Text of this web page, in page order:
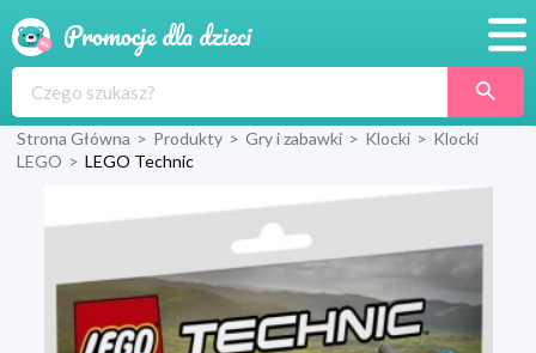
Produkty
Sklepy
Blog
Wyprawka
Strona Główna > Produkty > Gry i zabawki > Klocki > Klocki
LEGO > LEGO Technic